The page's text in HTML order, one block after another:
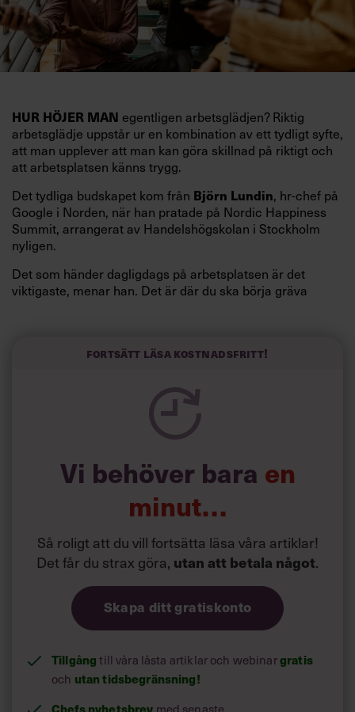
HUR HÖJER MAN egentligen arbetsglädjen? Riktig
arbetsglädje uppstår ur en kombination av ett tydligt syfte,
att man upplever att man kan göra skillnad på riktigt och
att arbetsplatsen känns trygg.
Det tydliga budskapet kom från Björn Lundin, hr-chef på
Google i Norden, när han pratade på Nordic Happiness
Summit, arrangerat av Handelshögskolan i Stockholm
nyligen.
Det som händer dagligdags på arbetsplatsen är det
viktigaste, menar han. Det är där du ska börja gräva
och höjt arbetsglädjen på Google:
Fortsätt läsa kostnadsfritt!
Vi behöver bara en
minut…
Så roligt att du vill fortsätta läsa våra artiklar!
Det får du strax göra, utan att betala något.
Skapa ditt gratiskonto
Tillgångtill våra låsta artiklar och webinargratis
och utan tidsbegränsning!
Chefs nyhetsbrev med senaste